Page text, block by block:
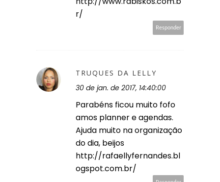
r/
Responder
TRUQUES DA LELLY
30 de jan. de 2017, 14:40:00
Parabéns ficou muito fofo
amos planner e agendas.
Ajuda muito na organização
do dia, beijos
http://rafaellyfernandes.bl
ogspot.com.br/